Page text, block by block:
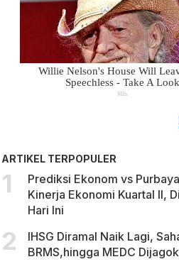
ARTIKEL TERPOPULER
Prediksi Ekonom vs
Kinerja Ekonomi Kuartal II,
Hari Ini
IHSG Diramal Naik Lagi,
BRMS,hingga MEDC